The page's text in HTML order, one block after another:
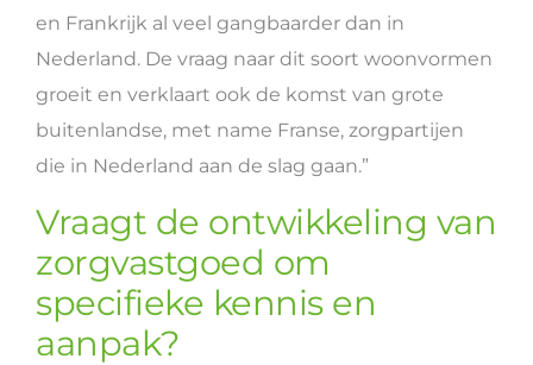
en Frankrijk al veel gangbaarder dan in
Nederland. De vraag naar dit soort woonvormen
groeit en verklaart ook de komst van grote
buitenlandse, met name Franse, zorgpartijen
die in Nederland aan de slag gaan.”
Vraagt de ontwikkeling van
zorgvastgoed om
specifieke kennis en
aanpak?